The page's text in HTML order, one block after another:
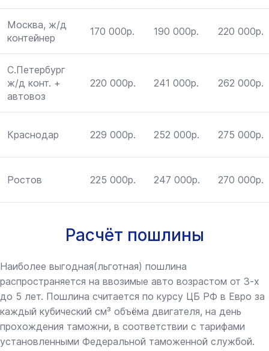
Москва, ж/д
контейнер
170 000р. 190 000р. 220 000р.
С.Петербург
ж/д конт. +
автовоз
220 000р. 241 000р. 262 000р.
Краснодар 229 000р. 252 000р. 275 000р.
Ростов 225 000р. 247 000р. 270 000р.
Расчёт пошлины
Наиболее выгодная(льготная) пошлина
распространяется на ввозимые авто возрастом от 3-х
до 5 лет. Пошлина считается по курсу ЦБ РФ в Евро за
каждый кубический см³ объёма двигателя, на день
прохождения таможни, в соответствии с тарифами
установленными Федеральной таможенной службой.